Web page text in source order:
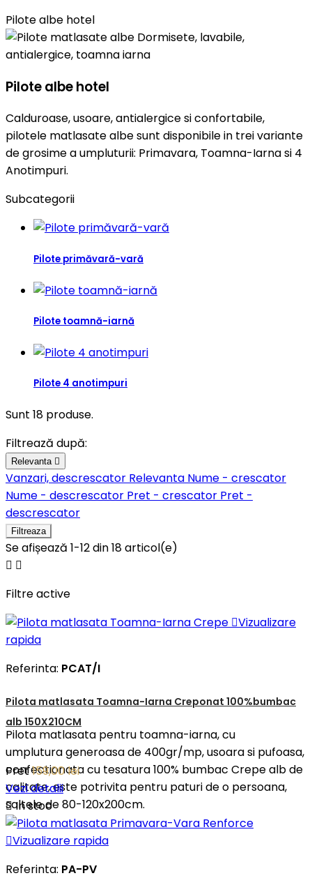
Pilote albe hotel
Pilote albe hotel
Calduroase, usoare, antialergice si confortabile,
pilotele matlasate albe sunt disponibile in trei variante
de grosime a umpluturii: Primavara, Toamna-Iarna si 4
Anotimpuri.
Subcategorii
Pilote primăvară-vară
Pilote toamnă-iarnă
Pilote 4 anotimpuri
Sunt 18 produse.
Filtrează după:
Relevanta 
Vanzari, descrescator Relevanta Nume - crescator
Nume - descrescator Pret - crescator Pret -
descrescator
Filtreaza
Se afișează 1-12 din 18 articol(e)
 
Filtre active
Vizualizare
rapida
Referinta: PCAT/I
Pilota matlasata Toamna-Iarna Creponat 100%bumbac
alb 150X210CM
Pilota matlasata pentru toamna-iarna, cu
umplutura generoasa de 400gr/mp, usoara si pufoasa,
confectionata cu tesatura 100% bumbac Crepe alb de
calitate, este potrivita pentru paturi de o persoana,
saltele de 80-120x200cm.
Pret159,00 lei
Vezi detalii
In stoc
Vizualizare rapida
Referinta: PA-PV